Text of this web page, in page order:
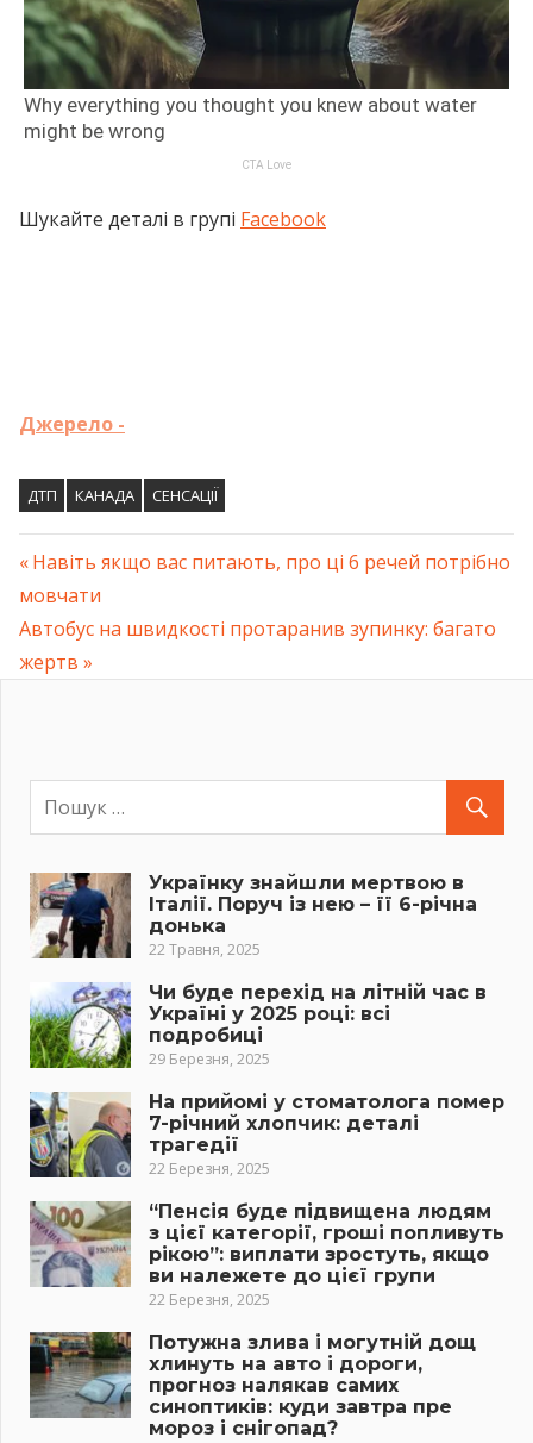
Шукайте деталі в групі Facebook
Джерело -
ДТП КАНАДА СЕНСАЦІЇ
Навігація
записів
Previous
Post:
Навіть якщо вас питають, про ці 6 речей потрібно
мовчати
Next
Post:
Автобус на швидкості протаранив зупинку: багато
жертв
Українку знайшли мертвою в
Італії. Поруч із нею – її 6-річна
донька
22 Травня, 2025
Чи буде перехід на літній час в
Україні у 2025 році: всі
подробиці
29 Березня, 2025
На прийомі у стоматолога помер
7-річний хлопчик: деталі
трагедії
22 Березня, 2025
“Пенсія буде підвищена людям
з цієї категорії, гроші попливуть
рікою”: виплати зростуть, якщо
ви належете до цієї групи
22 Березня, 2025
Потужна злива і могутній дощ
хлинуть на авто і дороги,
прогноз налякав самих
синоптиків: куди завтра пре
мороз і снігопад?